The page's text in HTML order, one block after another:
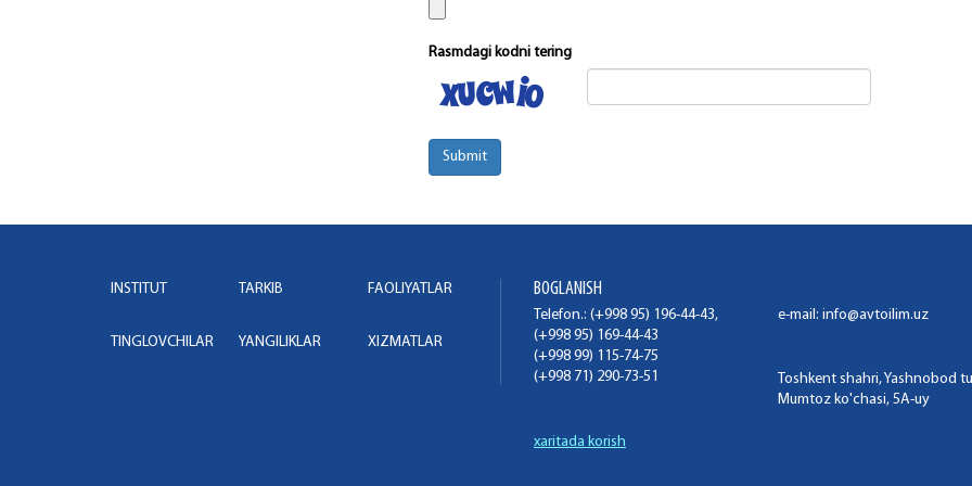
Rasmdagi kodni tering
Submit
INSTITUT TARKIB FAOLIYATLAR
TINGLOVCHILAR YANGILIKLAR XIZMATLAR
BOGLANISH
Telefon.: (+998 95) 196-44-43,
(+998 95) 169-44-43
(+998 99) 115-74-75
(+998 71) 290-73-51
e-mail: info@avtoilim.uz
Toshkent shahri, Yashnobod
Mumtoz ko'chasi, 5A-uy
xaritada korish